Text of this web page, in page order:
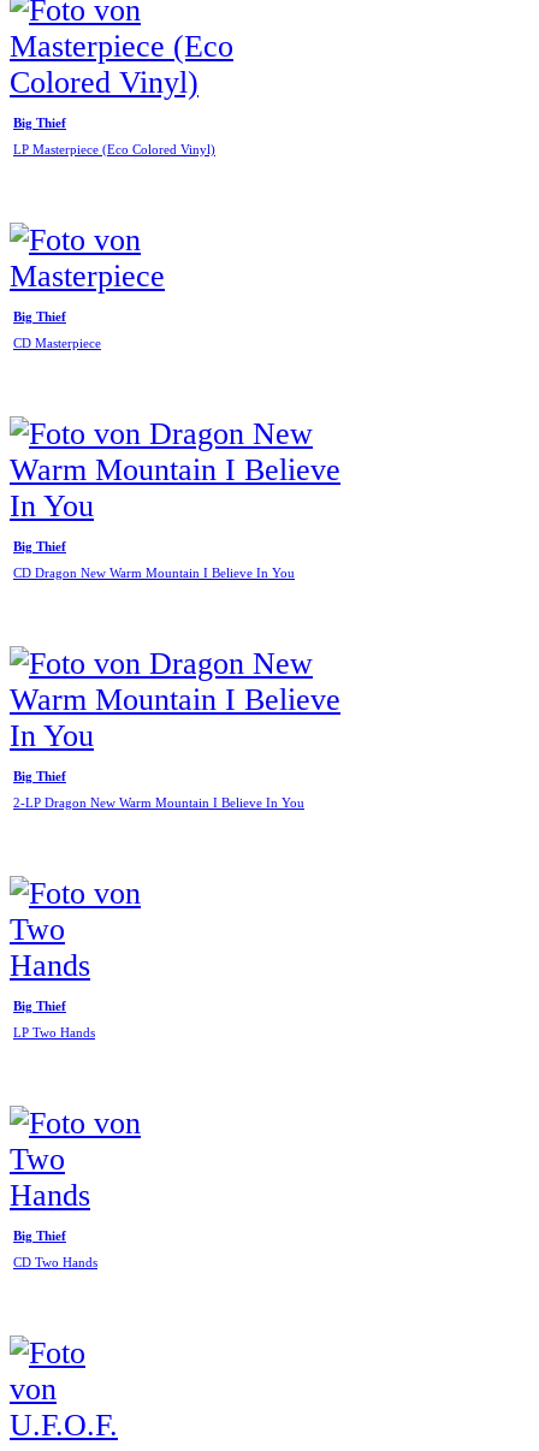
Big Thief
LP Masterpiece (Eco Colored Vinyl)
Big Thief
CD Masterpiece
Big Thief
CD Dragon New Warm Mountain I Believe In You
Big Thief
2-LP Dragon New Warm Mountain I Believe In You
Big Thief
LP Two Hands
Big Thief
CD Two Hands